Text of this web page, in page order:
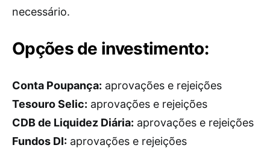
necessário.
Opções de investimento:
Conta Poupança: aprovações e rejeições
Tesouro Selic: aprovações e rejeições
CDB de Liquidez Diária: aprovações e rejeições
Fundos DI: aprovações e rejeições